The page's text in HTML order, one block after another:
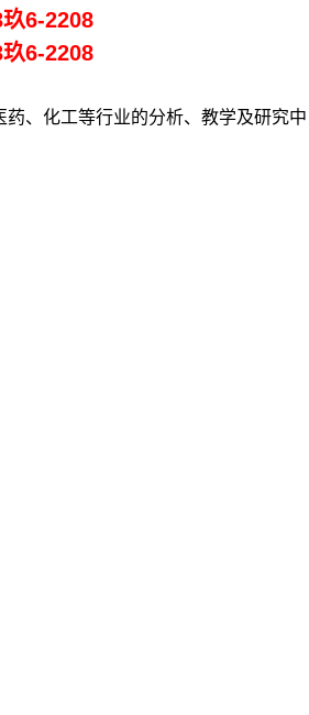
6-2208
6-2208
、化工等行业的分析、教学及研究中